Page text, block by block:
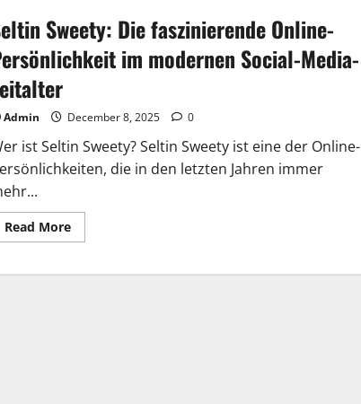
Sweety: Die faszinierende Online-
im modernen Social-Media-
Admin December 8, 2025 0
ist Seltin Sweety? Seltin Sweety ist eine der Online-
die in den letzten Jahren immer
Read MoreRead
more
Sweety: